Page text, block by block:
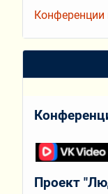
Проект